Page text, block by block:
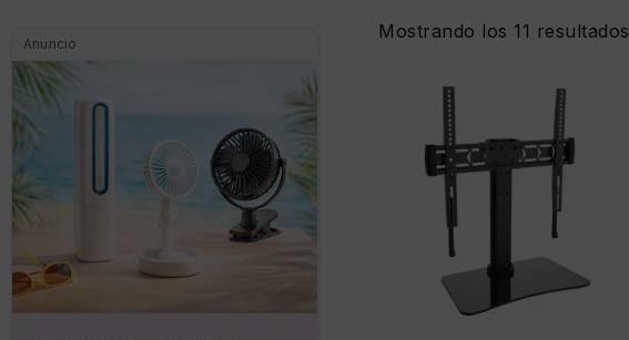
Anuncio
Mostrando los 11 resultados